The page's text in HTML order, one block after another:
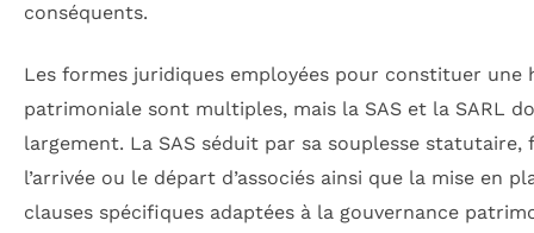
conséquents.
Les formes juridiques employées pour constituer une
patrimoniale sont multiples, mais la SAS et la SARL
largement. La SAS séduit par sa souplesse statutaire,
l’arrivée ou le départ d’associés ainsi que la mise en
clauses spécifiques adaptées à la gouvernance